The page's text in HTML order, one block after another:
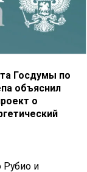
Госдумы по
объяснил
о
Рубио и